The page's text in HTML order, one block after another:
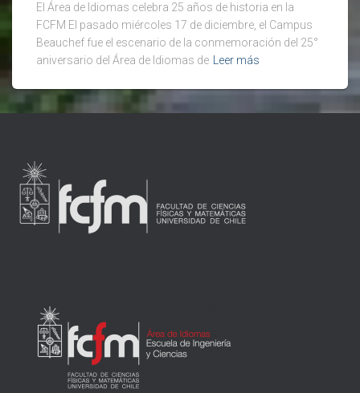
El Área de Idiomas celebra 25 años de historia en la
FCFM El pasado miércoles 17 de diciembre, el Campus
Beauchef fue el escenario de la conmemoración del 25°
aniversario del Área de Idiomas de Leer más